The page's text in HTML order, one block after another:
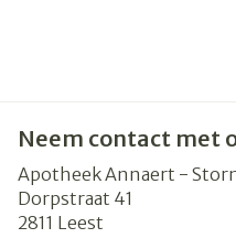
Neem contact met
Apotheek Annaert -
Dorpstraat 41
2811 Leest